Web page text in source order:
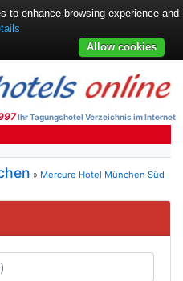
Ihr Tagungshotel Verzeichnis im Internet
» Mercure Hotel München Süd
to enhance browsing experience and
Allow cookies